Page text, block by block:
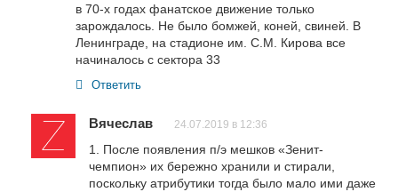
в 70-х годах фанатское движение только
зарождалось. Не было бомжей, коней, свиней. В
Ленинграде, на стадионе им. С.М. Кирова все
начиналось с сектора 33
Ответить
Вячеслав 24.07.2019 в 12:36
1. После появления п/э мешков «Зенит-
чемпион» их бережно хранили и стирали,
поскольку атрибутики тогда было мало ими даже